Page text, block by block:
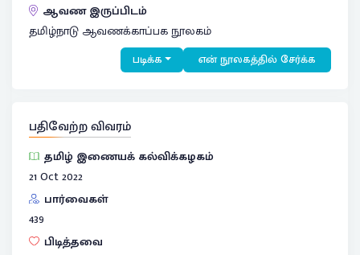
ஆவண இருப்பிடம்
தமிழ்நாடு ஆவணக்காப்பக நூலகம்
படிக்க என் நூலகத்தில் சேர்க்க
பதிவேற்ற விவரம்
தமிழ் இணையக் கல்விக்கழகம்
21 Oct 2022
பார்வைகள்
439
பிடித்தவை